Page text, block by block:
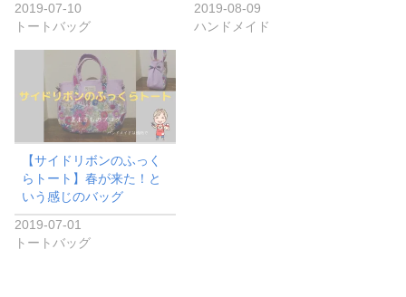
2019-07-10
トートバッグ
2019-08-09
ハンドメイド
【サイドリボンのふっく
らトート】春が来た！と
いう感じのバッグ
2019-07-01
トートバッグ